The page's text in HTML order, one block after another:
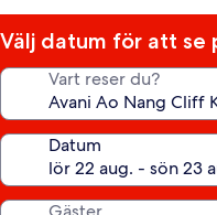
Välj datum för att se
Vart reser du?
Datum